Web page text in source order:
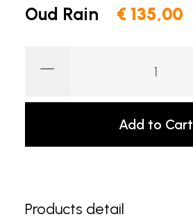
Oud Rain € 135,00
Add to Cart
Products detail